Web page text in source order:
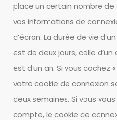
place un certain nombre de
vos informations de
d’écran. La durée de vie
est de deux jours, celle d’un
est d’un an. Si vous cochez
votre cookie de connexion
deux semaines. Si vous
compte, le cookie de